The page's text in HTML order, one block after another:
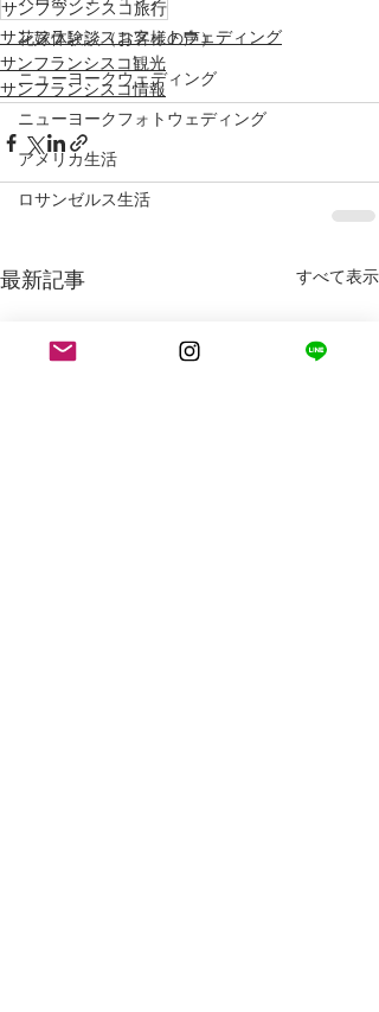
花嫁体験談（お客様の声）
ニューヨークウェディング
ニューヨークフォトウェディング
アメリカ生活
ロサンゼルス生活
サンフランシスコ旅行
サンフランシスコフォトウェディング
サンフランシスコ観光
サンフランシスコ情報
最新記事 すべて表示